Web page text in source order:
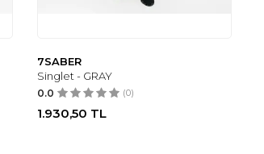
7SABER
Singlet - GRAY
0.0 (0)
1.930,50 TL